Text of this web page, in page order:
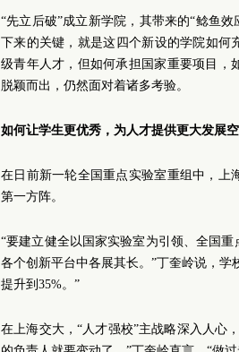
“先立后破”成立新学院，其带来的“鲶鱼
下来的关键，就是这四个新设的学院如何
级青年人才，但如何承担国家重要项目，
脱颖而出，仍然面对着诸多考验。
如何让学生更优秀，为人才提供更大发展空
在日前新一轮全国重点实验室重组中，上
第一方阵。
“要建立健全以国家实验室为引领、全国
各个创新平台中各展其长。”丁奎岭说，
提升到35%。”
在上海交大，“人才强校”主战略深入人心